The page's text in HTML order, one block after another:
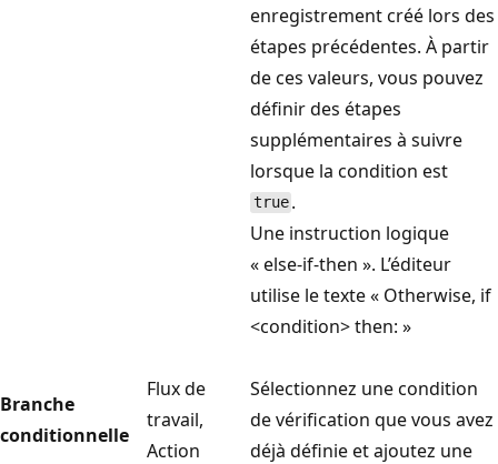
enregistrement créé lors des
étapes précédentes. À partir
de ces valeurs, vous pouvez
définir des étapes
supplémentaires à suivre
lorsque la condition est
true .
Branche
conditionnelle
Flux de
travail,
Action
Une instruction logique
« else-if-then ». L’éditeur
utilise le texte « Otherwise, if
<condition> then: »
Sélectionnez une condition
de vérification que vous avez
déjà définie et ajoutez une